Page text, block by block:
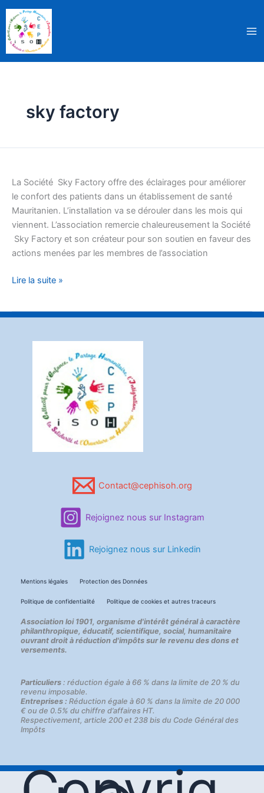
Aller
contenu
sky factory
La Société Sky Factory offre des éclairages pour améliorer
le confort des patients dans un établissement de santé
Mauritanien. L’installation va se dérouler dans les mois qui
viennent. L’association remercie chaleureusement la Société
Sky Factory et son créateur pour son soutien en faveur des
actions menées par les membres de l’association
plafonds
lumineux
Lire la suite »
Contact@cephisoh.org
Rejoignez nous sur Instagram
Rejoignez nous sur Linkedin
Mentions légales Protection des Données
Politique de confidentialité Politique de cookies et autres traceurs
Association loi 1901, organisme d'intérêt général à caractère
philanthropique, éducatif, scientifique, social, humanitaire
ouvrant droit à réduction d'impôts sur le revenu des dons et
versements.
Particuliers : réduction égale à 66 % dans la limite de 20 % du
revenu imposable.
Entreprises : Réduction égale à 60 % dans la limite de 20 000
€ ou de 0.5% du chiffre d’affaires HT.
Respectivement, article 200 et 238 bis du Code Général des
Impôts